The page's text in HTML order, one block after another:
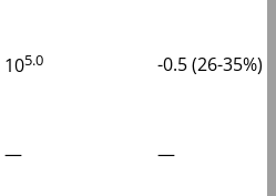
105.0 -0.5 (26-35%)
—
—